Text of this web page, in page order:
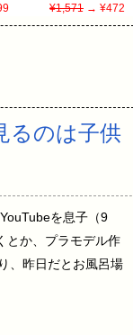
¥1,571→ ¥472
るのは子供
を息子（9
とか、プラモデル作
、昨日だとお風呂場